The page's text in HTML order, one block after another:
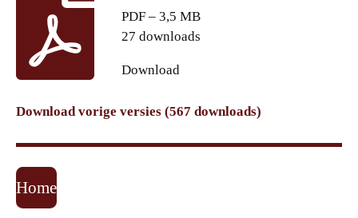
PDF – 3,5 MB
27 downloads
Download
Download vorige versies (567 downloads)
Home